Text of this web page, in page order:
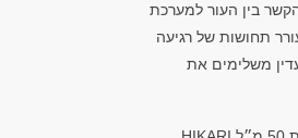
בין העור למערכת
תחושות של רגיעה
משלימים את